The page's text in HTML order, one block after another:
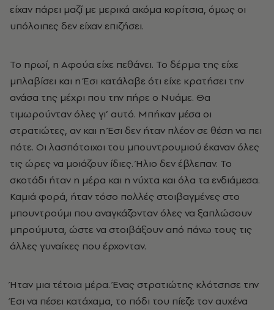
είχαν πάρει μαζί με μερικά ακόμα κορίτσια, όμως οι
υπόλοιπες δεν είχαν επιζήσει.
Το πρωί, η Αφούα είχε πεθάνει. Το δέρμα της είχε
μπλαβίσει και η Έσι κατάλαβε ότι είχε κρατήσει την
ανάσα της μέχρι που την πήρε ο Νυάμε. Θα
τιμωρούνταν όλες γι’ αυτό. Μπήκαν μέσα οι
στρατιώτες, αν και η Έσι δεν ήταν πλέον σε θέση να πει
πότε. Οι λασπότοιχοι του μπουντρουμιού έκαναν όλες
τις ώρες να μοιάζουν ίδιες. Ήλιο δεν έβλεπαν. Το
σκοτάδι ήταν η μέρα και η νύχτα και όλα τα ενδιάμεσα.
Καμιά φορά, ήταν τόσο πολλές στοιβαγμένες στο
μπουντρούμι που αναγκάζονταν όλες να ξαπλώσουν
μπρούμυτα, ώστε να στοιβάξουν από πάνω τους τις
άλλες γυναίκες που έρχονταν.
Ήταν μια τέτοια μέρα. Ένας στρατιώτης κλότσησε την
Έσι να πέσει κατάχαμα, το πόδι του πίεζε τον αυχένα